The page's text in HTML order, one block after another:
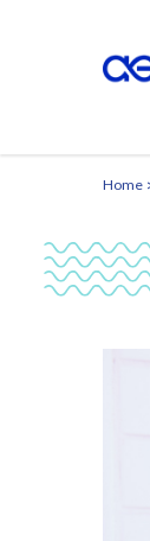
Home